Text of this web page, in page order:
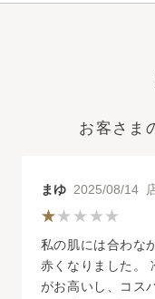
お客さま
まゆ2025/08/14
私の肌には合わな
赤くなりました。
がお高いし、コス